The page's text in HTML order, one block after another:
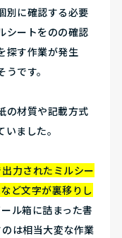
別に確認する必要
シートをのの確認
探す作業が発生
です。
の材質や記載方式
ました。
力されたミルシー
ど文字が裏移りし
ル箱に詰まった書
は相当大変な作業